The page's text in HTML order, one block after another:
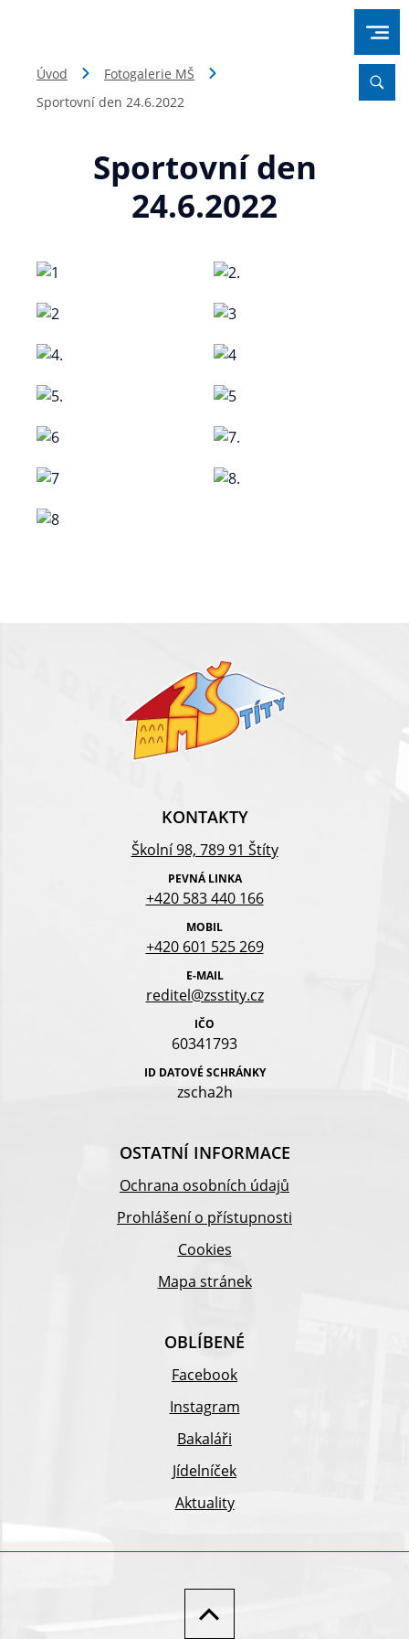
Úvod
Fotogalerie MŠ
Sportovní den 24.6.2022
Sportovní den
24.6.2022
KONTAKTY
Školní 98, 789 91 Štíty
PEVNÁ LINKA
+420 583 440 166
MOBIL
+420 601 525 269
E-MAIL
reditel@zsstity.cz
IČO
60341793
ID DATOVÉ SCHRÁNKY
zscha2h
OSTATNÍ INFORMACE
Ochrana osobních údajů
Prohlášení o přístupnosti
Cookies
Mapa stránek
OBLÍBENÉ
Facebook
Instagram
Bakaláři
Jídelníček
Aktuality